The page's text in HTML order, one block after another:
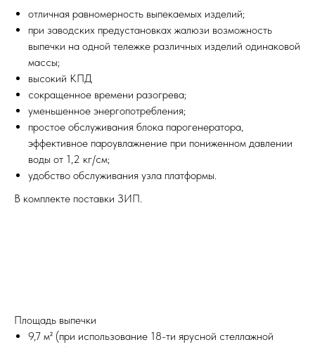
отличная равномерность выпекаемых изделий;
при заводских предустановках жалюзи возможность
выпечки на одной тележке различных изделий одинаковой
массы;
высокий КПД
сокращенное времени разогрева;
уменьшенное энергопотребления;
простое обслуживания блока парогенератора,
эффективное пароувлажнение при пониженном давлении
воды от 1,2 кг/см;
удобство обслуживания узла платформы.
В комплекте поставки ЗИП.
Площадь выпечки
9,7 м² (при использование 18-ти ярусной стеллажной